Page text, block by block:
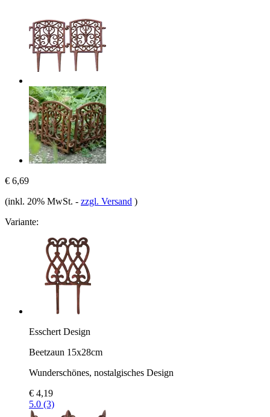
€ 6,69
(inkl. 20% MwSt. - zzgl. Versand )
Variante:
Esschert Design
Beetzaun 15x28cm
Wunderschönes, nostalgisches Design
€ 4,19
5.0 (3)